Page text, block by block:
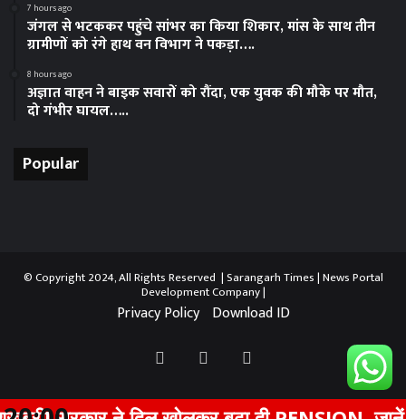
7 hours ago
जंगल से भटककर पहुंचे सांभर का किया शिकार, मांस के साथ तीन
ग्रामीणों को रंगे हाथ वन विभाग ने पकड़ा….
8 hours ago
अज्ञात वाहन ने बाइक सवारों को रौंदा, एक युवक की मौके पर मौत,
दो गंभीर घायल…..
Popular
© Copyright 2024, All Rights Reserved | Sarangarh Times |News Portal
Development Company|
Privacy Policy Download ID
Facebook Twitter